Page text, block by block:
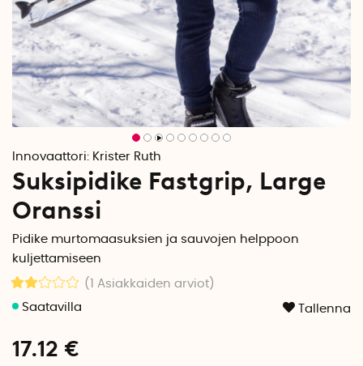
Innovaattori: Krister Ruth
Suksipidike Fastgrip, Large
Oranssi
Pidike murtomaasuksien ja sauvojen helppoon
kuljettamiseen
(1 Asiakkaiden arviot )
Tallenna
17.12 €